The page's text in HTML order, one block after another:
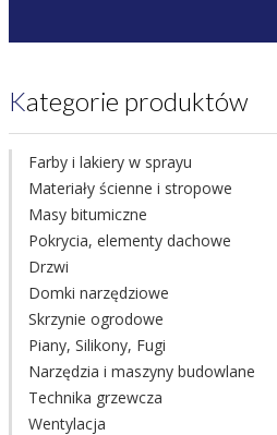
Kategorie produktów
Farby i lakiery w sprayu
Materiały ścienne i stropowe
Masy bitumiczne
Pokrycia, elementy dachowe
Drzwi
Domki narzędziowe
Skrzynie ogrodowe
Piany, Silikony, Fugi
Narzędzia i maszyny budowlane
Technika grzewcza
Wentylacja